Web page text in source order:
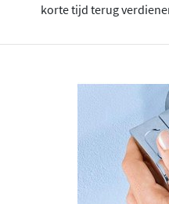
korte tijd terug